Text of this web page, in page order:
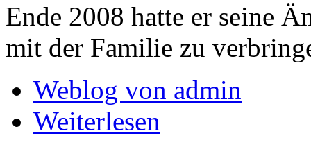
Ende 2008 hatte er seine
mit der Familie zu
Weblog von admin
Weiterlesen